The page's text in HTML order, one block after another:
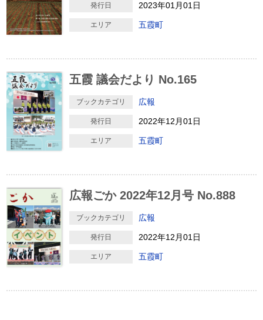
発行日 2023年01月01日
エリア 五霞町
五霞 議会だより No.165
ブックカテゴリ 広報
発行日 2022年12月01日
エリア 五霞町
広報ごか 2022年12月号 No.888
ブックカテゴリ 広報
発行日 2022年12月01日
エリア 五霞町